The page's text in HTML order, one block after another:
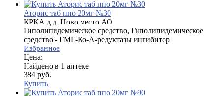
Аторис таб ппо 20мг №30
КРКА д.д. Ново место АО
Гиполипидемическое средство, Гиполипидемическое
средство - ГМГ-Ко-А-редуктазы ингибитор
Избранное
Цена:
Найдено в 1 аптеке
384 руб.
Купить